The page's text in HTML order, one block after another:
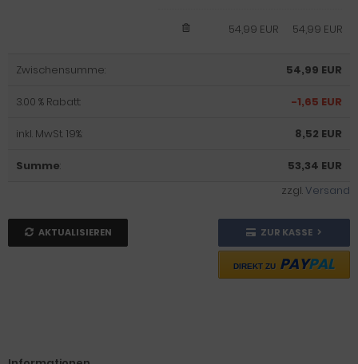
54,99 EUR
54,99 EUR
Zwischensumme: 54,99 EUR
3.00 % Rabatt: -1,65 EUR
inkl. MwSt. 19%: 8,52 EUR
Summe:
53,34 EUR
zzgl.Versand
AKTUALISIEREN ZUR KASSE
DIREKT ZU PAYPAL